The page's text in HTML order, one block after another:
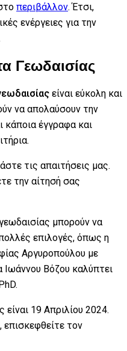
περιβάλλον. Έτσι,
ενέργειες για την
Γεωδαισίας
είναι εύκολη και
να απολαύσουν την
κάποια έγγραφα και
τις απαιτήσεις μας.
την αίτησή σας
μπορούν να
επιλογές, όπως η
Αργυροπούλου με
Βόζου καλύπτει
είναι 19 Απριλίου 2024.
επισκεφθείτε τον